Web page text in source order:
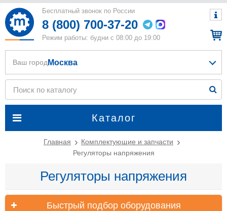
Бесплатный звонок по России
8 (800) 700-37-20
Режим работы: будни с 08:00 до 19:00
Каталог
Ваш город Москва
Главная
Комплектующие и запчасти
Регуляторы напряжения
Регуляторы напряжения
Быстрый подбор оборудования